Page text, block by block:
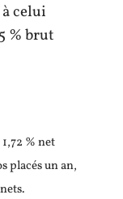
celui
% brut
% net
placés un an,